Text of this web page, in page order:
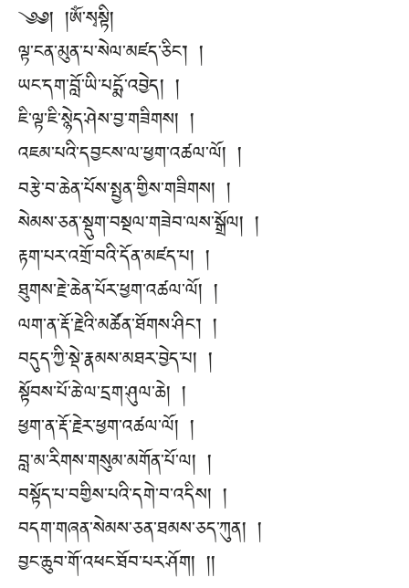
༄༅། །ཨོཾ་སྭསྟི།
ལྟ་ངན་མུན་པ་སེལ་མཛད་ཅིང་། །
ཡང་དག་བློ་ཡི་པདྨོ་འབྱེད། །
ཇི་ལྟ་ཇི་སྙེད་ཤེས་བྱ་གཟིགས། །
འཇམ་པའི་དབྱངས་ལ་ཕྱག་འཚལ་ལོ། །
བརྩེ་བ་ཆེན་པོས་སྤྱན་གྱིས་གཟིགས། །
སེམས་ཅན་སྡུག་བསྔལ་གཟེབ་ལས་སྒྲོལ། །
རྟག་པར་འགྲོ་བའི་དོན་མཛད་པ། །
ཐུགས་རྗེ་ཆེན་པོར་ཕྱག་འཚལ་ལོ། །
ལག་ན་རྡོ་རྗེའི་མཚོན་ཐོགས་ཤིང་། །
བདུད་ཀྱི་སྡེ་རྣམས་མཐར་བྱེད་པ། །
སྟོབས་པོ་ཆེ་ལ་དྲག་ཤུལ་ཆེ། །
ཕྱག་ན་རྡོ་རྗེར་ཕྱག་འཚལ་ལོ། །
བླ་མ་རིགས་གསུམ་མགོན་པོ་ལ། །
བསྟོད་པ་བགྱིས་པའི་དགེ་བ་འདིས། །
བདག་གཞན་སེམས་ཅན་ཐམས་ཅད་ཀུན། །
བྱང་ཆུབ་གོ་འཕང་ཐོབ་པར་ཤོག། །།